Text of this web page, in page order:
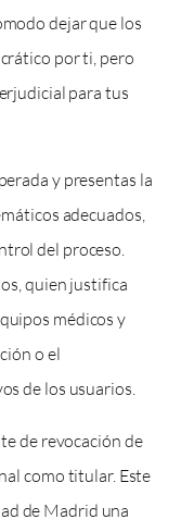
dejar que los
por ti, pero
para tus
y presentas la
adecuados,
del proceso.
quien justifica
médicos y
o el
de los usuarios.
de revocación de
como titular. Este
de Madrid una